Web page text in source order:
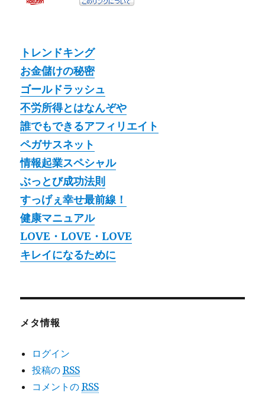
トレンドキング
お金儲けの秘密
ゴールドラッシュ
不労所得とはなんぞや
誰でもできるアフィリエイト
ペガサスネット
情報起業スペシャル
ぶっとび成功法則
すっげぇ幸せ最前線！
健康マニュアル
LOVE・LOVE・LOVE
キレイになるために
メタ情報
ログイン
投稿のRSS
コメントのRSS